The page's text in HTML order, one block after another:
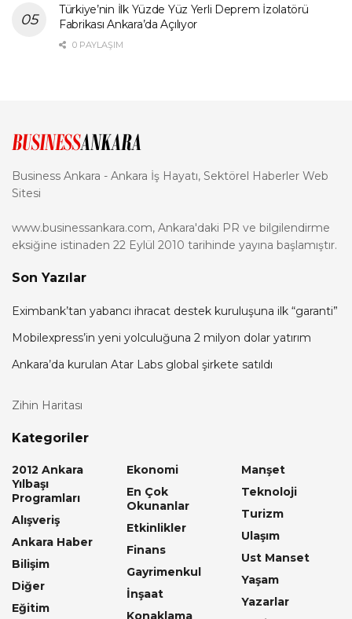
Türkiye’nin İlk Yüzde Yüz Yerli Deprem İzolatörü
Fabrikası Ankara’da Açılıyor
0 PAYLAŞIM
Business Ankara - Ankara İş Hayatı, Sektörel Haberler Web
Sitesi
www.businessankara.com, Ankara'daki PR ve bilgilendirme
eksiğine istinaden 22 Eylül 2010 tarihinde yayına başlamıştır.
Son Yazılar
Eximbank’tan yabancı ihracat destek kuruluşuna ilk “garanti”
Mobilexpress’in yeni yolculuğuna 2 milyon dolar yatırım
Ankara’da kurulan Atar Labs global şirkete satıldı
Zihin Haritası
Kategoriler
2012 Ankara
Yılbaşı
Programları
Alışveriş
Ankara Haber
Bilişim
Diğer
Eğitim
Ekonomi
En Çok
Okunanlar
Etkinlikler
Finans
Gayrimenkul
İnşaat
Konaklama
Manşet
Teknoloji
Turizm
Ulaşım
Ust Manset
Yaşam
Yazarlar